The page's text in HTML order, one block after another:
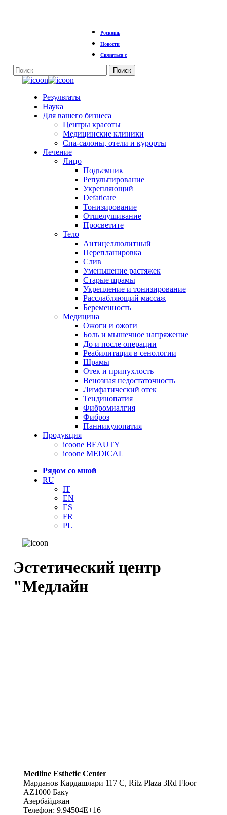
Роскошь
Новости
Связаться с
Поиск
Закрыть
МенюРезультаты
Наука
Для вашего бизнеса
Центры красоты
Медицинские клиники
Спа-салоны, отели и курорты
Лечение
Лицо
Подъемник
Репульпирование
Укрепляющий
Defaticare
Тонизирование
Отшелушивание
Просветите
Тело
Антицеллюлитный
Перепланировка
Слив
Уменьшение растяжек
Старые шрамы
Укрепление и тонизирование
Расслабляющий массаж
Беременность
Медицина
Ожоги и ожоги
Боль и мышечное напряжение
До и после операции
Реабилитация в сенологии
Шрамы
Отек и припухлость
Венозная недостаточность
Лимфатический отек
Тендинопатия
Фибромиалгия
Фиброз
Панникулопатия
Продукция
icoone BEAUTY
icoone MEDICAL
Рядом со мной
RU
IT
EN
ES
FR
PL
Эстетический центр
"Медлайн
Medline Esthetic Center
Марданов Кардашлари 117 C, Ritz Plaza 3Rd Floor
AZ1000 Баку
Азербайджан
Телефон: 9.94504E+16